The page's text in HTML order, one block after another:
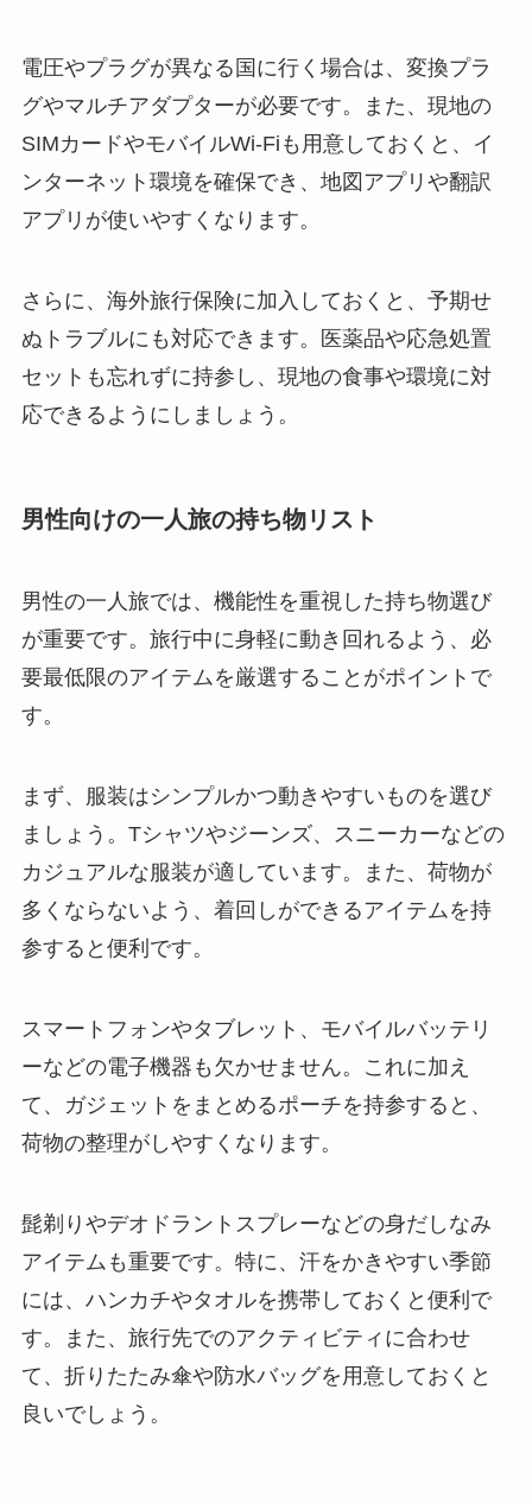
電圧やプラグが異なる国に行く場合は、変換プラ
グやマルチアダプターが必要です。また、現地の
SIMカードやモバイルWi-Fiも用意しておくと、イ
ンターネット環境を確保でき、地図アプリや翻訳
アプリが使いやすくなります。
さらに、海外旅行保険に加入しておくと、予期せ
ぬトラブルにも対応できます。医薬品や応急処置
セットも忘れずに持参し、現地の食事や環境に対
応できるようにしましょう。
男性向けの一人旅の持ち物リスト
男性の一人旅では、機能性を重視した持ち物選び
が重要です。旅行中に身軽に動き回れるよう、必
要最低限のアイテムを厳選することがポイントで
す。
まず、服装はシンプルかつ動きやすいものを選び
ましょう。Tシャツやジーンズ、スニーカーなどの
カジュアルな服装が適しています。また、荷物が
多くならないよう、着回しができるアイテムを持
参すると便利です。
スマートフォンやタブレット、モバイルバッテリ
ーなどの電子機器も欠かせません。これに加え
て、ガジェットをまとめるポーチを持参すると、
荷物の整理がしやすくなります。
髭剃りやデオドラントスプレーなどの身だしなみ
アイテムも重要です。特に、汗をかきやすい季節
には、ハンカチやタオルを携帯しておくと便利で
す。また、旅行先でのアクティビティに合わせ
て、折りたたみ傘や防水バッグを用意しておくと
良いでしょう。